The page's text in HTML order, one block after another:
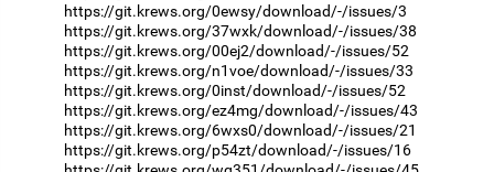
https://git.krews.org/0ewsy/download/-/issues/3
https://git.krews.org/37wxk/download/-/issues/38
https://git.krews.org/00ej2/download/-/issues/52
https://git.krews.org/n1voe/download/-/issues/33
https://git.krews.org/0inst/download/-/issues/52
https://git.krews.org/ez4mg/download/-/issues/43
https://git.krews.org/6wxs0/download/-/issues/21
https://git.krews.org/p54zt/download/-/issues/16